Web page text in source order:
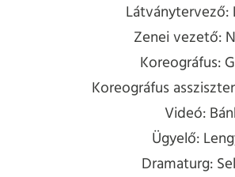
Látványtervező:
Zenei vezető:
Koreográfus:
Koreográfus
Videó:
Ügyelő:
Dramaturg: